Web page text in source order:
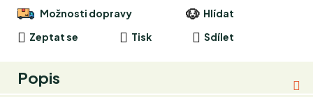
Tisk
Zeptat se
Hlídat
Sdílet
Možnosti dopravy
Popis